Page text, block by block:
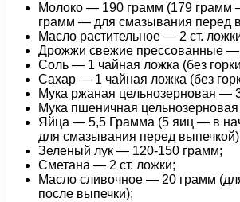
Молоко — 190 грамм (179 грамм
грамм — для смазывания перед
Масло растительное — 2 ст.
Дрожжи свежие прессованные —
Соль — 1 чайная ложка (без
Сахар — 1 чайная ложка (без
Мука ржаная цельнозерновая —
Мука пшеничная
Яйца — 5,5 Грамма (5 яиц — в
для смазывания перед
Зеленый лук — 120-150 грамм;
Сметана — 2 ст. ложки;
Масло сливочное — 20 грамм
после выпечки);